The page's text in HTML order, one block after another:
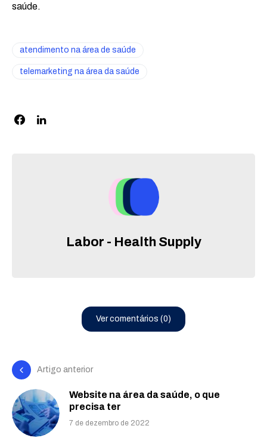
saúde.
atendimento na área de saúde
telemarketing na área da saúde
Labor - Health Supply
Ver comentários (0)
Artigo anterior
Website na área da saúde, o que
precisa ter
7 de dezembro de 2022